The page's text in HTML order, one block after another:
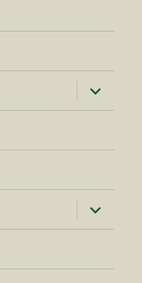
ブ
メ
ー
開
ブ
メ
ー